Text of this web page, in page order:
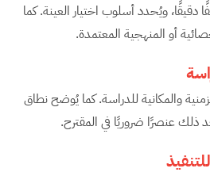
ويُحدد أسلوب اختيار العينة. كما
أو المنهجية المعتمدة.
والمكانية للدراسة. كما يُوضح نطاق
ذلك عنصرًا ضروريًا في المقترح.